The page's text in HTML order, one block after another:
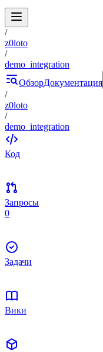
/
z0loto
/
demo_integration
ОбзорДокументация
/
z0loto
/
demo_integration
Код
Запросы
0
Задачи
Вики